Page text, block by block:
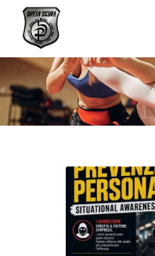
DIFESA
Corsi di
HOME
CHI SIAMO
NEWS
FOTO E
TEAM